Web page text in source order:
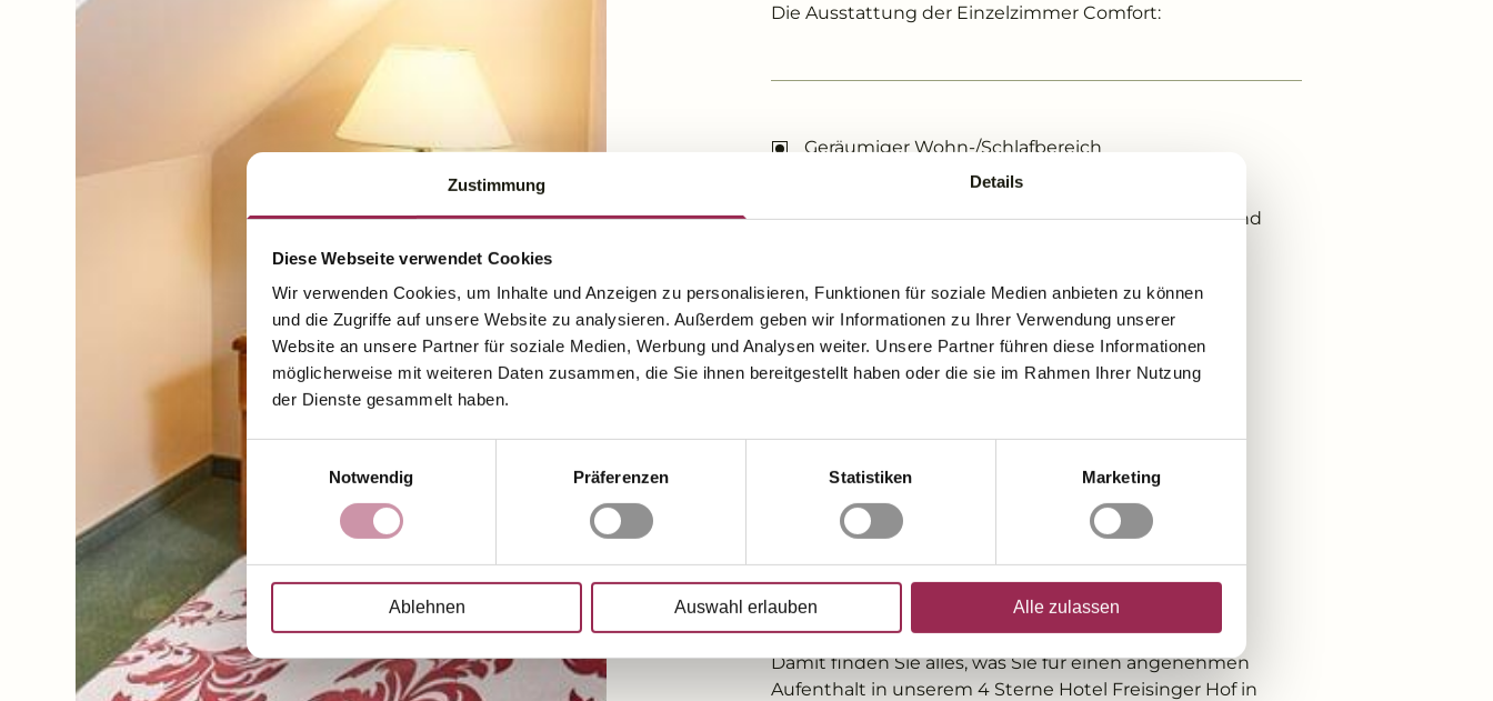
Zustimmung Details
Diese Webseite verwendet Cookies
Wir verwenden Cookies, um Inhalte und Anzeigen zu personalisieren, Funktionen für soziale Medien anbieten zu können
und die Zugriffe auf unsere Website zu analysieren. Außerdem geben wir Informationen zu Ihrer Verwendung unserer
Website an unsere Partner für soziale Medien, Werbung und Analysen weiter. Unsere Partner führen diese Informationen
möglicherweise mit weiteren Daten zusammen, die Sie ihnen bereitgestellt haben oder die sie im Rahmen Ihrer Nutzung
der Dienste gesammelt haben.
Notwendig
Präferenzen Statistiken Marketing
Ablehnen Auswahl erlauben Alle zulassen
Die Ausstattung der Einzelzimmer Comfort:
Geräumiger Wohn-/Schlafbereich
Bettengröße 140 cm Einzelbett
Badezimmer mit Badewanne und Dusche/WC und
Luxuriöse Kosmetik-Produkte von Clarins
Schreibtisch
Teppichboden
Obstteller zur Begrüßung
Lei(s)tungswasser
WLAN
Damit finden Sie alles, was Sie für einen angenehmen
Aufenthalt in unserem 4 Sterne Hotel Freisinger Hof in